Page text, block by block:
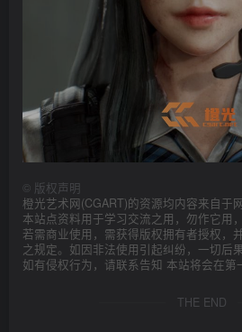
© 版权声明
橙光艺术网(CGART)的资源均内容来自于
本站点资料用于学习交流之用，勿作它用，
若需商业使用，需获得版权拥有者授权，
之规定。如因非法使用引起纠纷，一切后
如有侵权行为，请联系告知 本站将会在第
THE END